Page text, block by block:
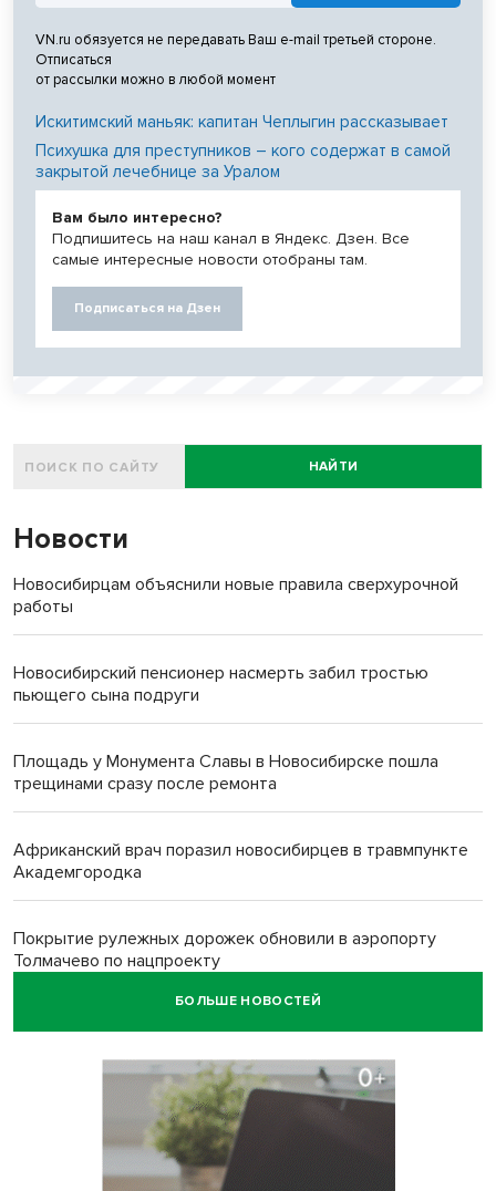
VN.ru обязуется не передавать Ваш e-mail третьей стороне.
Отписаться
от рассылки можно в любой момент
Искитимский маньяк: капитан Чеплыгин рассказывает
Психушка для преступников – кого содержат в самой
закрытой лечебнице за Уралом
Вам было интересно?
Подпишитесь на наш канал в Яндекс. Дзен. Все
самые интересные новости отобраны там.
Подписаться на Дзен
НАЙТИ
Новости
Новосибирцам объяснили новые правила сверхурочной
работы
Новосибирский пенсионер насмерть забил тростью
пьющего сына подруги
Площадь у Монумента Славы в Новосибирске пошла
трещинами сразу после ремонта
Африканский врач поразил новосибирцев в травмпункте
Академгородка
Покрытие рулежных дорожек обновили в аэропорту
Толмачево по нацпроекту
В Новосибирске зафиксирован рост заболеваемости
В Новосибирске осудили внука за продажу дедова ружья
псевдо-мигранту
БОЛЬШЕ НОВОСТЕЙ